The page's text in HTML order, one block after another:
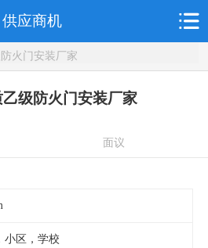
供应商机
火门安装厂家
级防火门安装厂家
面议
小区，学校